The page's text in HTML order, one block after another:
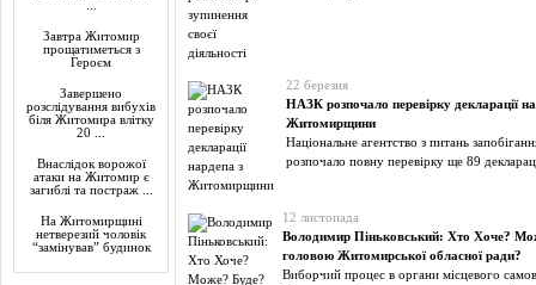
Завтра Житомир
прощатиметься з
Героєм
Завершено
розслідування вибухів
біля Житомира влітку
20 ...
Внаслідок ворожої
атаки на Житомир є
загиблі та постраж ...
На Житомирщині
нетверезий чоловік
“замінував” будинок
22 березня
НАЗК розпочало перевірку декларації
Житомирщини
Національне агентство з питань
розпочало повну перевірку ще 89
12 листопада
Володимир Піньковський: Хто Хоче?
головою Житомирської обласної ради?
Виборчий процес в органи місцевого